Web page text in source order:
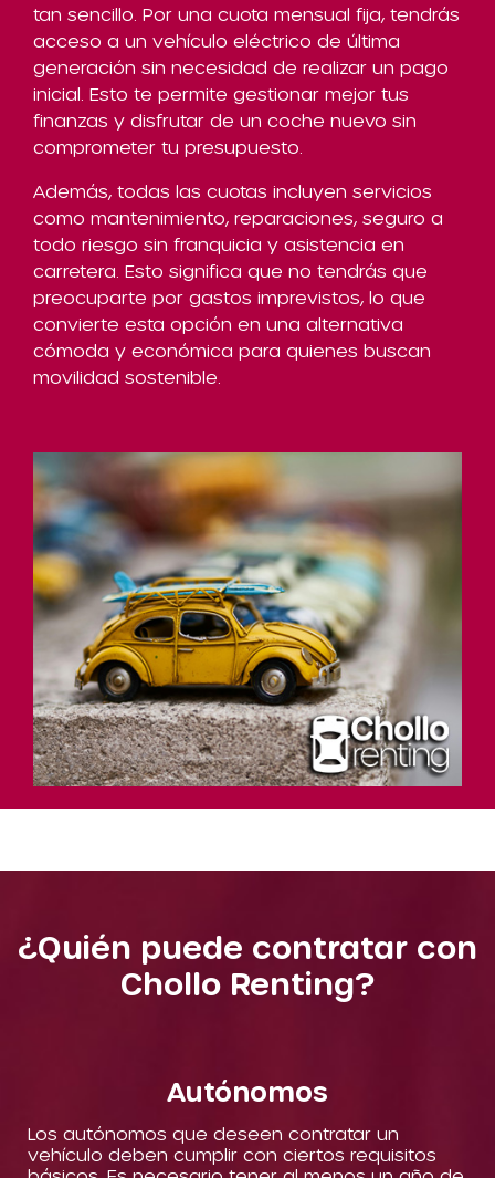
tan sencillo. Por una cuota mensual fija, tendrás
acceso a un vehículo eléctrico de última
generación sin necesidad de realizar un pago
inicial. Esto te permite gestionar mejor tus
finanzas y disfrutar de un coche nuevo sin
comprometer tu presupuesto.
Además, todas las cuotas incluyen servicios
como mantenimiento, reparaciones, seguro a
todo riesgo sin franquicia y asistencia en
carretera. Esto significa que no tendrás que
preocuparte por gastos imprevistos, lo que
convierte esta opción en una alternativa
cómoda y económica para quienes buscan
movilidad sostenible.
¿Quién puede contratar con
Chollo Renting?
Autónomos
Los autónomos que deseen contratar un
vehículo deben cumplir con ciertos requisitos